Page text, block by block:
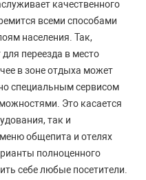
качественного
всеми способами
населения. Так,
переезда в место
в зоне отдыха может
специальным сервисом
Это касается
так и
общепита и отелях
полноценного
себе любые посетители.